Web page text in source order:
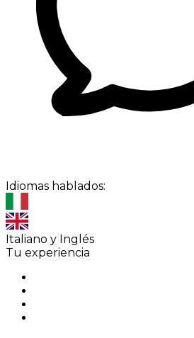
Idiomas hablados:
Italiano y Inglés
Tu experiencia